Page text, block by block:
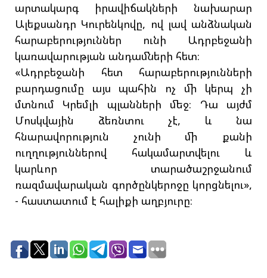
արտակարգ իրավիճակների նախարար
Ալեքսանդր Կուրենկովը, ով լավ անձնական
հարաբերություններ ունի Ադրբեջանի
կառավարության անդամների հետ։
«Ադրբեջանի հետ հարաբերությունների
բարդացումը այս պահին ոչ մի կերպ չի
մտնում Կրեմլի պլանների մեջ։ Դա այժմ
Մոսկվային ձեռնտու չէ, և նա
հնարավորություն չունի մի քանի
ուղղություններով հակամարտվելու և
կարևոր տարածաշրջանում
ռազմավարական գործընկերոջը կորցնելու»,
- հաստատում է հալիքի աղբյուրը։